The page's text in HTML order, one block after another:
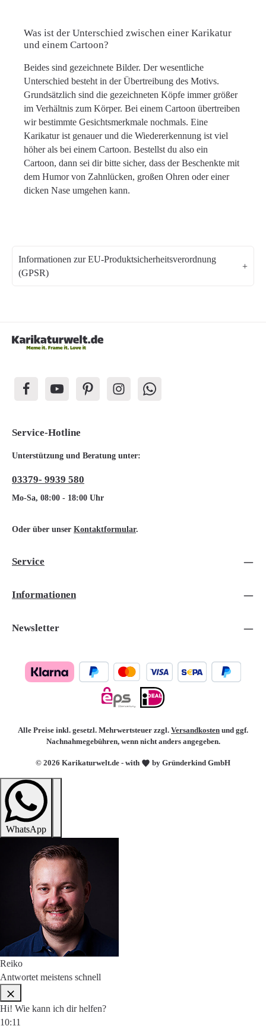
Was ist der Unterschied zwischen einer Karikatur
und einem Cartoon?
Beides sind gezeichnete Bilder. Der wesentliche
Unterschied besteht in der Übertreibung des Motivs.
Grundsätzlich sind die gezeichneten Köpfe immer größer
im Verhältnis zum Körper. Bei einem Cartoon übertreiben
wir bestimmte Gesichtsmerkmale nochmals. Eine
Karikatur ist genauer und die Wiedererkennung ist viel
höher als bei einem Cartoon. Bestellst du also ein
Cartoon, dann sei dir bitte sicher, dass der Beschenkte mit
dem Humor von Zahnlücken, großen Ohren oder einer
dicken Nase umgehen kann.
Informationen zur EU-Produktsicherheitsverordnung
(GPSR)
Service-Hotline
Unterstützung und Beratung unter:
03379- 9939 580
Mo-Sa, 08:00 - 18:00 Uhr
Oder über unser Kontaktformular.
Service
Informationen
Newsletter
© 2026 Karikaturwelt.de - with by Gründerkind GmbH
Alle Preise inkl. gesetzl. Mehrwertsteuer zzgl. Versandkosten und ggf.
Nachnahmegebühren, wenn nicht anders angegeben.
WhatsApp
Reiko
Antwortet meistens schnell
Hi! Wie kann ich dir helfen?
10:11